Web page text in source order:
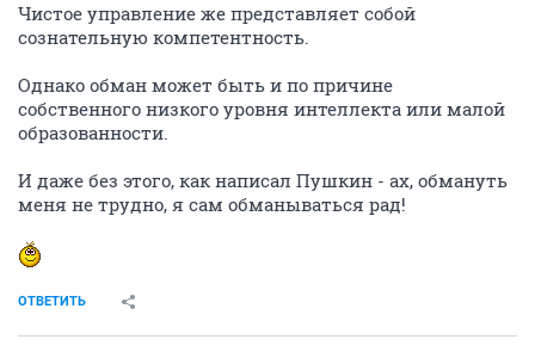
Чистое управление же представляет собой
сознательную компетентность.
Однако обман может быть и по причине
собственного низкого уровня интеллекта или малой
образованности.
И даже без этого, как написал Пушкин - ах, обмануть
меня не трудно, я сам обманываться рад!
ОТВЕТИТЬ